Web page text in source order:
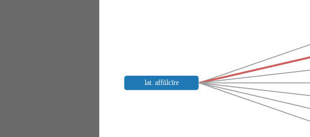
lat. affŭlcīre